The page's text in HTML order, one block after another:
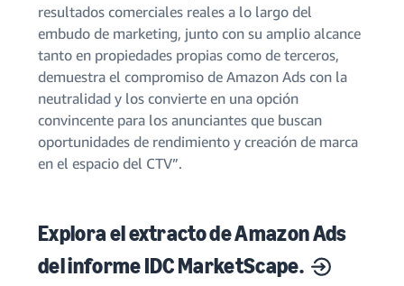
resultados comerciales reales a lo largo del
embudo de marketing, junto con su amplio alcance
tanto en propiedades propias como de terceros,
demuestra el compromiso de Amazon Ads con la
neutralidad y los convierte en una opción
convincente para los anunciantes que buscan
oportunidades de rendimiento y creación de marca
en el espacio del CTV”.
Explora el extracto de Amazon Ads
del informe IDC MarketScape.